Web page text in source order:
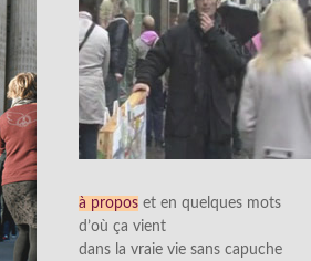
à propos et en quelques mots
d’où ça vient
dans la vraie vie sans capuche